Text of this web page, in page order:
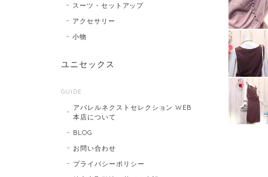
スーツ・セットアップ
アクセサリー
小物
ユニセックス
GUIDE
アパレルネクストセレクション WEB
本店について
BLOG
お問い合わせ
プライバシーポリシー